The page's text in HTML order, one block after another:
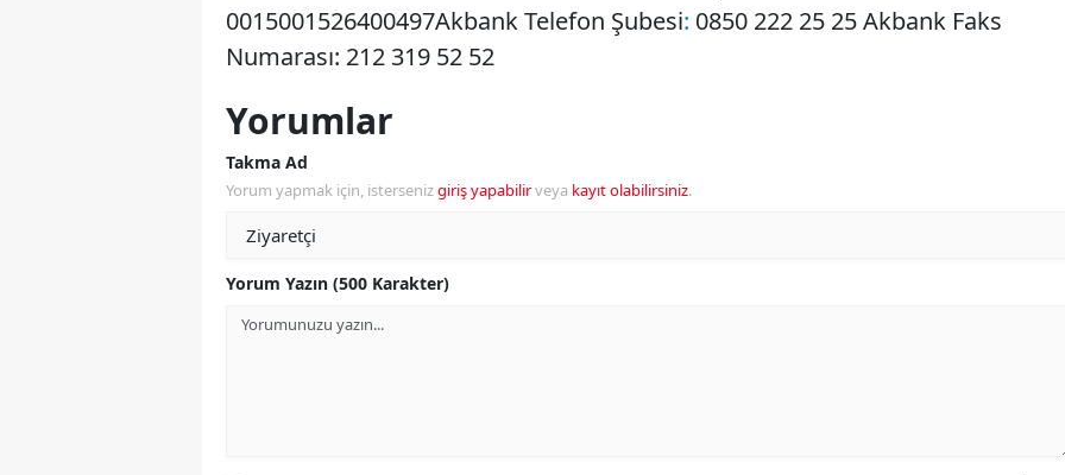
0015001526400497​ Akbank Telefon Şubesi: 0850 222 25 25 Akbank Faks
Numarası: 212 319 52 52
Yorumlar
Takma Ad
Yorum yapmak için, istersenizgiriş yapabilirveya kayıt olabilirsiniz.
Yorum Yazın (500 Karakter)